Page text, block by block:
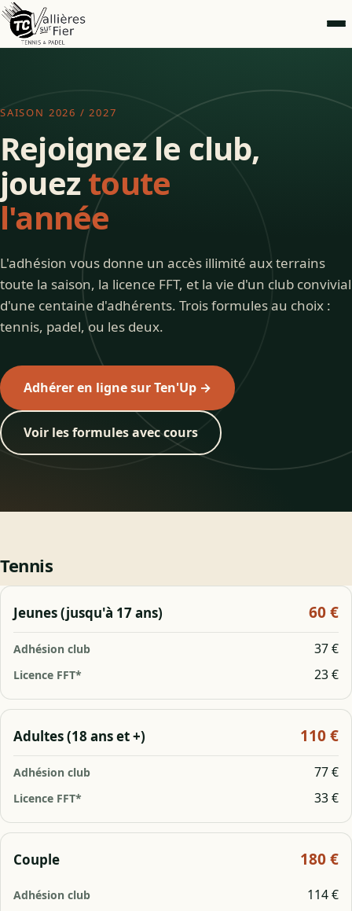
SAISON 2026 / 2027
Rejoignez le club,
joueztoute
l'année
L'adhésion vous donne un accès illimité aux terrains
toute la saison, la licence FFT, et la vie d'un club convivial
d'une centaine d'adhérents. Trois formules au choix :
tennis, padel, ou les deux.
Adhérer en ligne sur Ten'Up →
Voir les formules avec cours
Tennis
Jeunes (jusqu'à 17 ans) 60 €
37 €
23 €
Adultes (18 ans et +) 110 €
77 €
33 €
Couple 180 €
114 €